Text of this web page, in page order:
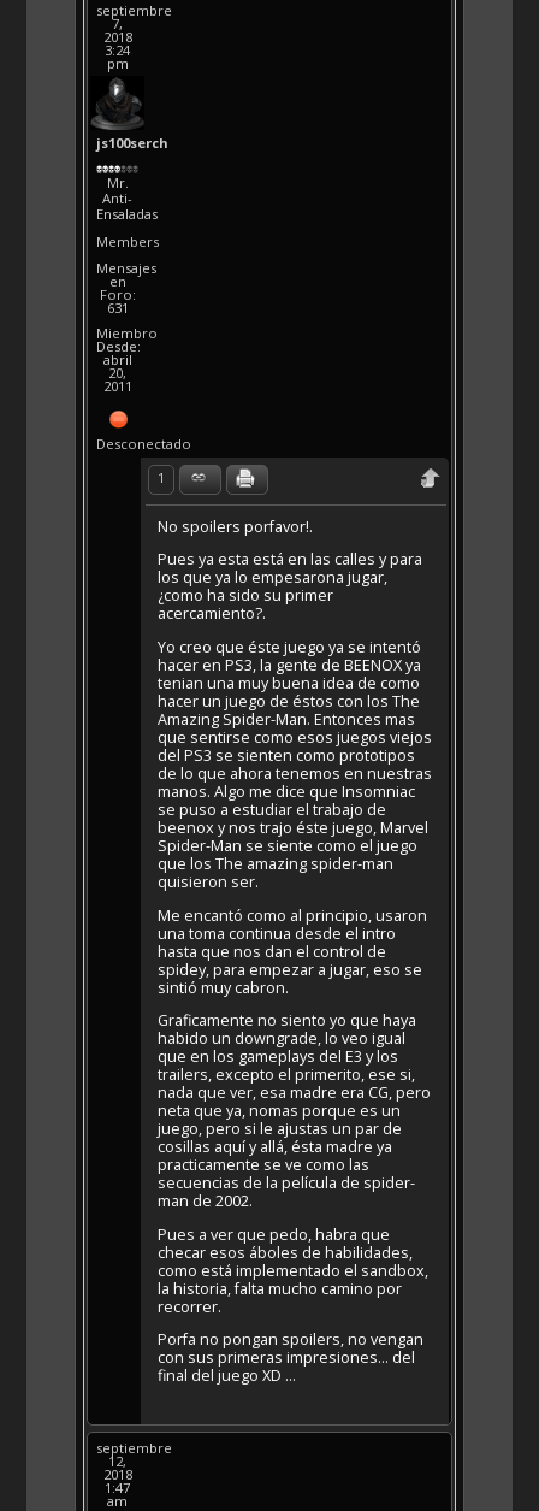
septiembre
7,
2018
3:24
pm
js100serch
Mr.
Anti-
Ensaladas
Members
Mensajes
en
Foro:
631
Miembro
Desde:
abril
20,
2011
Desconectado
1
No spoilers porfavor!.
Pues ya esta está en las calles y para
los que ya lo empesarona jugar,
¿como ha sido su primer
acercamiento?.
Yo creo que éste juego ya se intentó
hacer en PS3, la gente de BEENOX ya
tenian una muy buena idea de como
hacer un juego de éstos con los The
Amazing Spider-Man. Entonces mas
que sentirse como esos juegos viejos
del PS3 se sienten como prototipos
de lo que ahora tenemos en nuestras
manos. Algo me dice que Insomniac
se puso a estudiar el trabajo de
beenox y nos trajo éste juego, Marvel
Spider-Man se siente como el juego
que los The amazing spider-man
quisieron ser.
Me encantó como al principio, usaron
una toma continua desde el intro
hasta que nos dan el control de
spidey, para empezar a jugar, eso se
sintió muy cabron.
Graficamente no siento yo que haya
habido un downgrade, lo veo igual
que en los gameplays del E3 y los
trailers, excepto el primerito, ese si,
nada que ver, esa madre era CG, pero
neta que ya, nomas porque es un
juego, pero si le ajustas un par de
cosillas aquí y allá, ésta madre ya
practicamente se ve como las
secuencias de la película de spider-
man de 2002.
Pues a ver que pedo, habra que
checar esos áboles de habilidades,
como está implementado el sandbox,
la historia, falta mucho camino por
recorrer.
Porfa no pongan spoilers, no vengan
con sus primeras impresiones… del
final del juego XD …
septiembre
12,
2018
1:47
am